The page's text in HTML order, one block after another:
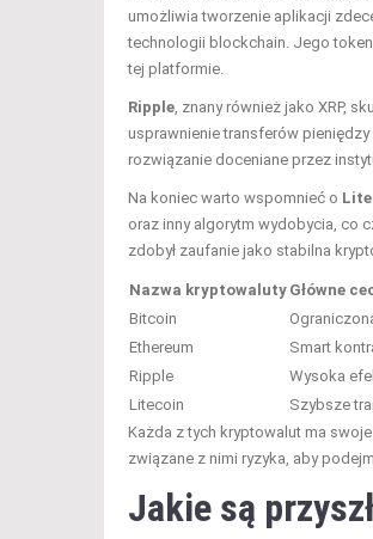
umożliwia tworzenie aplikacji
technologii blockchain. Jego
tej platformie.
Ripple , znany również jako XRP,
usprawnienie transferów
rozwiązanie doceniane przez
Na koniec warto wspomnieć o
oraz inny algorytm wydobycia, co
zdobył zaufanie jako stabilna
Nazwa kryptowaluty Główne
Bitcoin
Ethereum
Smart
Ripple
Wysoka
Litecoin
Szybsze
Każda z tych kryptowalut ma
związane z nimi ryzyka, aby
Jakie są